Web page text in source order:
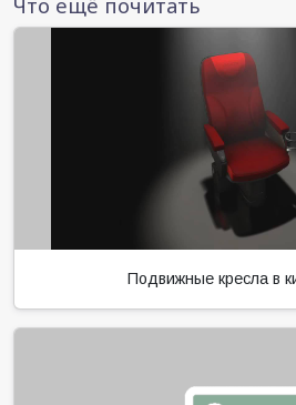
Подвижные кресла в